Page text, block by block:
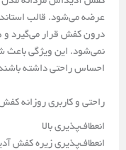
عرضه می‌شود. قالب
درون کفش قرار می‌گیرد و
نمی‌شود. این ویژگی باعث
احساس راحتی داشته
راحتی و کاربری روزانه
انعطاف‌پذیری بالا